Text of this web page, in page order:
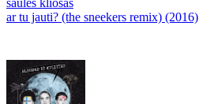
ar tu jauti? (the sneekers remix) (2016)